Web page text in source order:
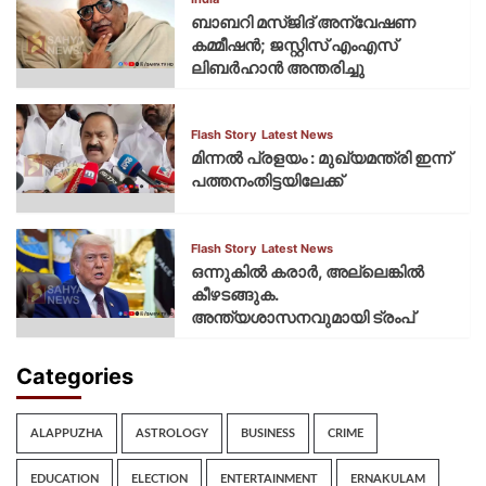
ബാബറി മസ്ജിദ് അന്വേഷണ
കമ്മീഷന്‍; ജസ്റ്റിസ് എംഎസ്
ലിബര്‍ഹാന്‍ അന്തരിച്ചു
Flash Story Latest News
മിന്നല്‍ പ്രളയം : മുഖ്യമന്ത്രി ഇന്ന്
പത്തനംതിട്ടയിലേക്ക്
Flash Story Latest News
ഒന്നുകില്‍ കരാര്‍, അല്ലെങ്കില്‍
കീഴടങ്ങുക.
അന്ത്യശാസനവുമായി ട്രംപ്
Categories
ALAPPUZHA ASTROLOGY BUSINESS CRIME
EDUCATION ELECTION ENTERTAINMENT ERNAKULAM